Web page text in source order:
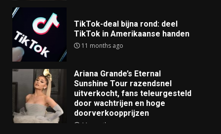
TikTok-deal bijna rond: deel
TikTok in Amerikaanse handen
11 months ago
Ariana Grande’s Eternal
Sunshine Tour razendsnel
uitverkocht, fans teleurgesteld
door wachtrijen en hoge
doorverkoopprijzen
11 months ago